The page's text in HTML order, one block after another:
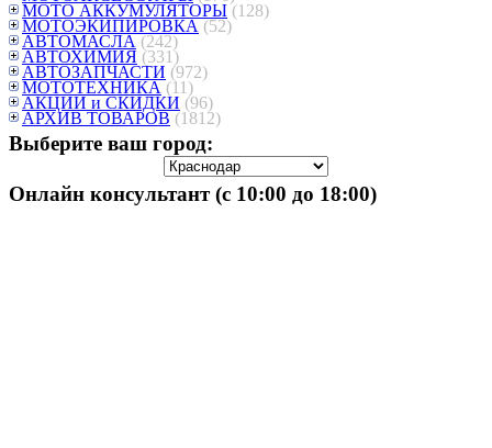
МОТО АККУМУЛЯТОРЫ (128)
МОТОЭКИПИРОВКА (52)
АВТОМАСЛА (242)
АВТОХИМИЯ (331)
АВТОЗАПЧАСТИ (972)
МОТОТЕХНИКА (11)
АКЦИИ и СКИДКИ (96)
АРХИВ ТОВАРОВ (1812)
Выберите ваш город:
Онлайн консультант (с 10:00 до 18:00)